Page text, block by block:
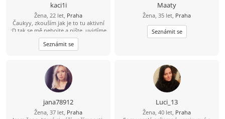
kaci1i
Žena, 22 let, Praha
Čaukyy, zkouším jak je to tu aktivní
:D tak se mě nebojte a pište, uvidíme
kam nás to dostane dál
Seznámit se
Maaty
Žena, 35 let, Praha
Seznámit se
jana78912
Žena, 37 let, Praha
Luci_13
Žena, 40 let, Praha